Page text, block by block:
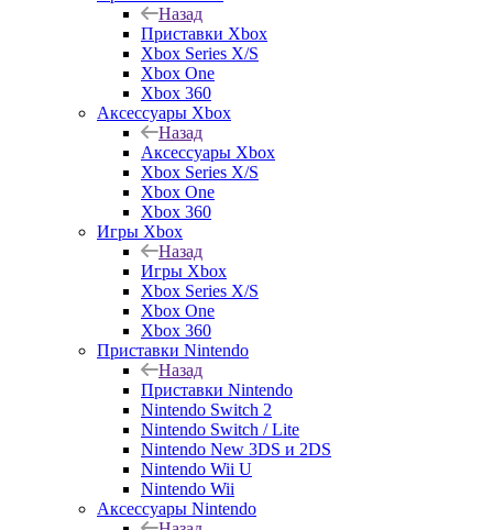
Назад
Приставки Xbox
Xbox Series X/S
Xbox One
Xbox 360
Аксессуары Xbox
Назад
Аксессуары Xbox
Xbox Series X/S
Xbox One
Xbox 360
Игры Xbox
Назад
Игры Xbox
Xbox Series X/S
Xbox One
Xbox 360
Приставки Nintendo
Назад
Приставки Nintendo
Nintendo Switch 2
Nintendo Switch / Lite
Nintendo New 3DS и 2DS
Nintendo Wii U
Nintendo Wii
Аксессуары Nintendo